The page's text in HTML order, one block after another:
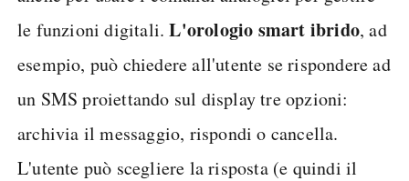
le funzioni digitali.L'orologio smart ibrido, ad
esempio, può chiedere all'utente se rispondere ad
un SMS proiettando sul display tre opzioni:
archivia il messaggio, rispondi o cancella.
L'utente può scegliere la risposta (e quindi il